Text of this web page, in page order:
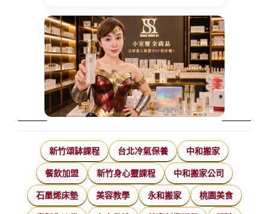
新竹頌缽課程 台北冷氣保養 中和搬家
餐飲加盟 新竹身心靈課程 中和搬家公司
石墨烯床墊 美容教學 永和搬家 桃園美食